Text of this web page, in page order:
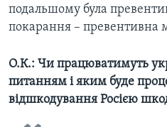
подальшому була
покарання – превентивна
О.К.: Чи працюватимуть
питанням і яким буде
відшкодування Росією